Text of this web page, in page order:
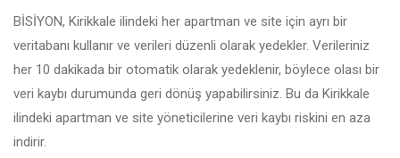
BİSİYON, Kirikkale ilindeki her apartman ve site için ayrı bir
veritabanı kullanır ve verileri düzenli olarak yedekler. Verileriniz
her 10 dakikada bir otomatik olarak yedeklenir, böylece olası bir
veri kaybı durumunda geri dönüş yapabilirsiniz. Bu da Kirikkale
ilindeki apartman ve site yöneticilerine veri kaybı riskini en aza
indirir.